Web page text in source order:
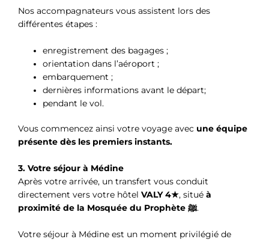
Nos accompagnateurs vous assistent lors des
différentes étapes :
enregistrement des bagages ;
orientation dans l’aéroport ;
embarquement ;
dernières informations avant le départ;
pendant le vol.
Vous commencez ainsi votre voyage avec une équipe
présente dès les premiers instants.
3. Votre séjour à Médine
Après votre arrivée, un transfert vous conduit
directement vers votre hôtel VALY 4★, situé à
proximité de la Mosquée du Prophète ﷺ.
Votre séjour à Médine est un moment privilégié de